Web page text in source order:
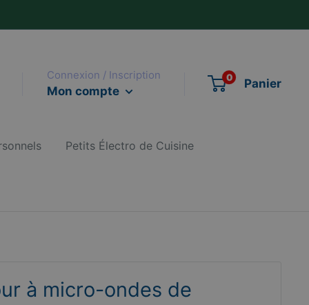
Connexion / Inscription
Mon compte
0 Panier
Petits Électro de Cuisine
à micro-ondes de